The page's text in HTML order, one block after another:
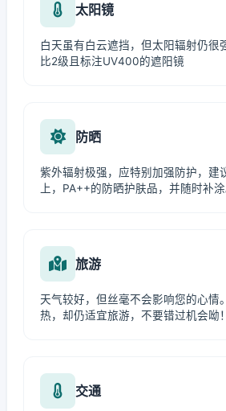
太阳镜
白天虽有白云遮挡，但太阳辐射仍很
比2级且标注UV400的遮阳镜
防晒
紫外辐射极强，应特别加强防护，建
上，PA++的防晒护肤品，并随时补涂
旅游
天气较好，但丝毫不会影响您的心情
热，却仍适宜旅游，不要错过机会呦！
交通